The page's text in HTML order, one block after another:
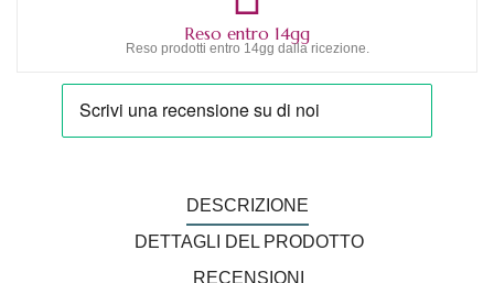
Reso entro 14gg
Reso prodotti entro 14gg dalla ricezione.
DESCRIZIONE
DETTAGLI DEL PRODOTTO
RECENSIONI